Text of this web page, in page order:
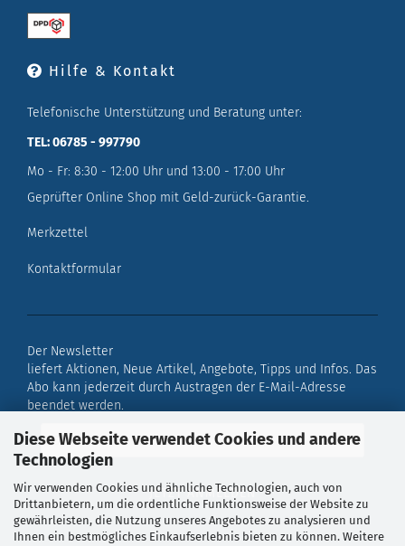
Diese Webseite verwendet Cookies und andere
Technologien
Wir verwenden Cookies und ähnliche Technologien, auch von
Drittanbietern, um die ordentliche Funktionsweise der Website zu
gewährleisten, die Nutzung unseres Angebotes zu analysieren und
Ihnen ein bestmögliches Einkaufserlebnis bieten zu können. Weitere
Hilfe & Kontakt
Telefonische Unterstützung und Beratung unter:
TEL: 06785 - 997790
Mo - Fr: 8:30 - 12:00 Uhr und 13:00 - 17:00 Uhr
Geprüfter Online Shop mit Geld-zurück-Garantie.
Merkzettel
Kontaktformular
Der Newsletter
liefert Aktionen, Neue Artikel, Angebote, Tipps und Infos. Das
Abo kann jederzeit durch Austragen der E-Mail-Adresse
beendet werden.